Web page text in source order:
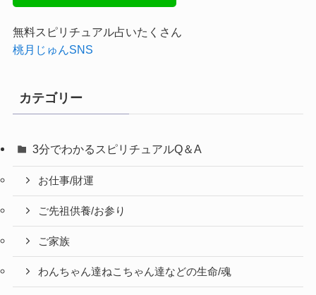
無料スピリチュアル占いたくさん
桃月じゅんSNS
カテゴリー
3分でわかるスピリチュアルQ＆A
お仕事/財運
ご先祖供養/お参り
ご家族
わんちゃん達ねこちゃん達などの生命/魂